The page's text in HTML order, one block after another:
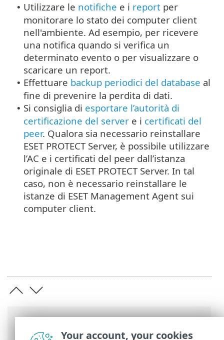
• Utilizzare le notifiche e i report per
monitorare lo stato dei computer client
nell'ambiente. Ad esempio, per ricevere
una notifica quando si verifica un
determinato evento o per visualizzare o
scaricare un report.
• Effettuare backup periodici del database al
fine di prevenire la perdita di dati.
• Si consiglia di esportare l’autorità di
certificazione del server e i certificati del
peer. Qualora sia necessario reinstallare
ESET PROTECT Server, è possibile utilizzare
l’AC e i certificati del peer dall’istanza
originale di ESET PROTECT Server. In tal
caso, non è necessario reinstallare le
istanze di ESET Management Agent sui
computer client.
Your account, your cookies